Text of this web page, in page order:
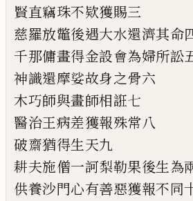
賢直竊珠不欵獲賜三
慈羅放鼈後遇大水還濟其命
千那傭畫得金設會為婦所訟
神識還摩娑故身之骨六
木巧師與畫師相誑七
醫治王病差獲報殊常八
破齋猶得生天九
耕夫施僧一訶梨勒果後生為
供養沙門心有善惡獲報不同